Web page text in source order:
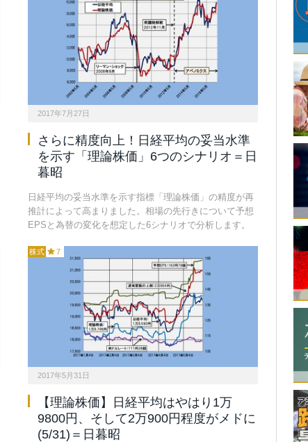
2017年7月27日
さらに精度向上！日経平均の妥当水準
を示す「理論株価」6つのシナリオ＝日
暮昭
日経平均の妥当水準を示す指標「理論株価」の精度が再
推計によって高まりました。相場の先行きについて予想
EPSと為替の変化を想定した6シナリオで分析します。
株式 7
2017年5月31日
【理論株価】日経平均はやはり1万
9800円、そして2万900円程度がメドに
(5/31)＝日暮昭